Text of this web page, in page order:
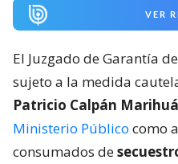
VER
El Juzgado de Garantía
sujeto a la medida
Patricio Calpán
Ministerio Público como
consumados de